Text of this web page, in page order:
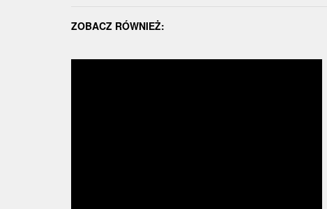
ZOBACZ RÓWNIEŻ: